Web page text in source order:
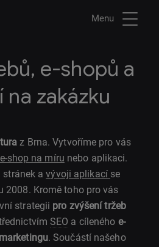
Menu
e-shopů a
na zakázku
z Brna. Vytvoříme pro vás
e-shop na míru nebo aplikaci.
stránek avývoji aplikací se
2008. Kromě toho pro vás
strategii pro zvýšení tržeb
SEO a cíleného e-
. Součástí našeho